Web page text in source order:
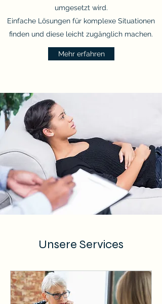
umgesetzt wird.
Einfache Lösungen für komplexe Situationen
finden und diese leicht zugänglich machen.
Mehr erfahren
Unsere Services